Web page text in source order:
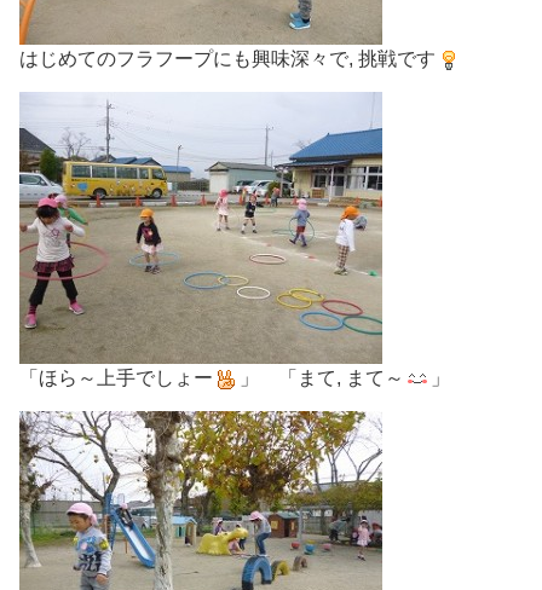
はじめてのフラフープにも興味深々で, 挑戦です
「ほら～上手でしょー 」 「まて, まて～ 」